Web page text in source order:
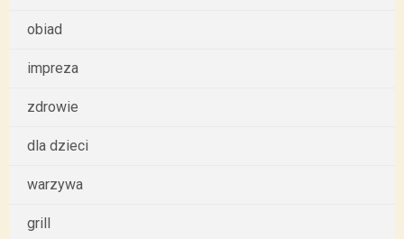
obiad
impreza
zdrowie
dla dzieci
warzywa
grill